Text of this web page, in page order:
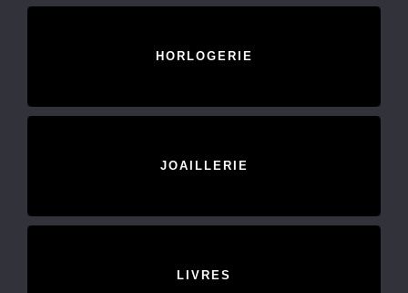
HORLOGERIE
JOAILLERIE
LIVRES